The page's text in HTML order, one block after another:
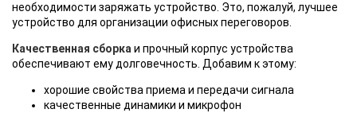
необходимости заряжать устройство. Это, пожалуй, лучшее
устройство для организации офисных переговоров.
Качественная сборкаи прочный корпус устройства
обеспечивают ему долговечность. Добавим к этому:
хорошие свойства приема и передачи сигнала
качественные динамики и микрофон